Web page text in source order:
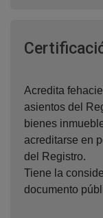
Acredita
asientos del
bienes
acreditarse en
del Registro.
Tiene la
documento